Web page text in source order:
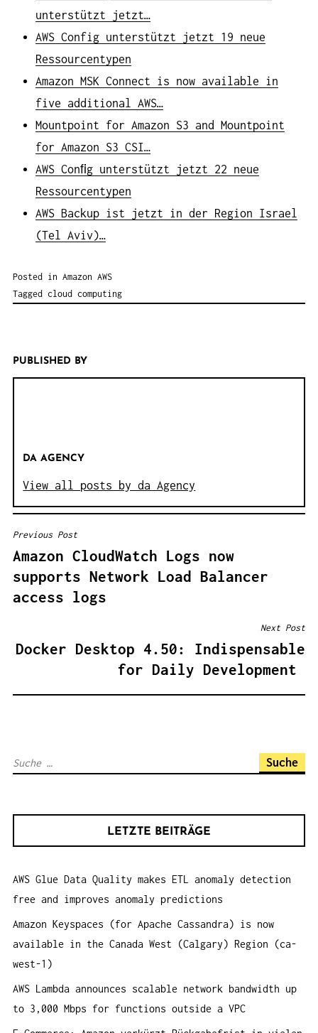
unterstützt jetzt…
AWS Config unterstützt jetzt 19 neue
Ressourcentypen
Amazon MSK Connect is now available in
five additional AWS…
Mountpoint for Amazon S3 and Mountpoint
for Amazon S3 CSI…
AWS Conﬁg unterstützt jetzt 22 neue
Ressourcentypen
AWS Backup ist jetzt in der Region Israel
(Tel Aviv)…
Posted in Amazon AWS
Tagged cloud computing
PUBLISHED BY
DA AGENCY
View all posts by da Agency
B
E
I
T
A
I
I
Previous Post
Amazon CloudWatch Logs now
supports Network Load Balancer
access logs
Next Post
Docker Desktop 4.50: Indispensable
for Daily Development
S
a
c
h
:
LETZTE BEITRÄGE
AWS Glue Data Quality makes ETL anomaly detection
free and improves anomaly predictions
Amazon Keyspaces (for Apache Cassandra) is now
available in the Canada West (Calgary) Region (ca-
west-1)
AWS Lambda announces scalable network bandwidth up
to 3,000 Mbps for functions outside a VPC